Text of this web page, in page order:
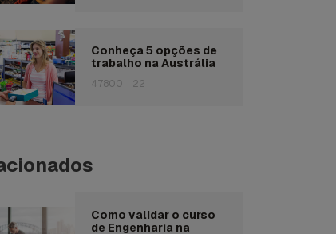
Conheça 5 opções de
trabalho na Austrália
47800 22
Como validar o curso
de Engenharia na